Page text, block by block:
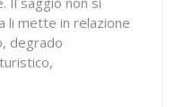
li mette in relazione
degrado